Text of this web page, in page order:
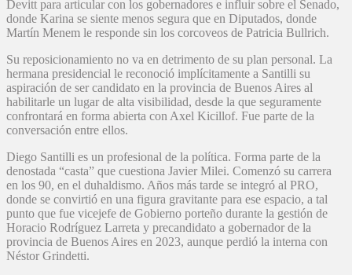
Devitt para articular con los gobernadores e influir sobre el Senado,
donde Karina se siente menos segura que en Diputados, donde
Martín Menem le responde sin los corcoveos de Patricia Bullrich.
Su reposicionamiento no va en detrimento de su plan personal. La
hermana presidencial le reconoció implícitamente a Santilli su
aspiración de ser candidato en la provincia de Buenos Aires al
habilitarle un lugar de alta visibilidad, desde la que seguramente
confrontará en forma abierta con Axel Kicillof. Fue parte de la
conversación entre ellos.
Diego Santilli es un profesional de la política. Forma parte de la
denostada “casta” que cuestiona Javier Milei. Comenzó su carrera
en los 90, en el duhaldismo. Años más tarde se integró al PRO,
donde se convirtió en una figura gravitante para ese espacio, a tal
punto que fue vicejefe de Gobierno porteño durante la gestión de
Horacio Rodríguez Larreta y precandidato a gobernador de la
provincia de Buenos Aires en 2023, aunque perdió la interna con
Néstor Grindetti.